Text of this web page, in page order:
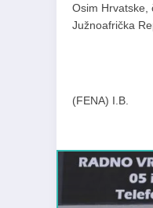
Osim Hrvatske,
Južnoafrička
(FENA) I.B.